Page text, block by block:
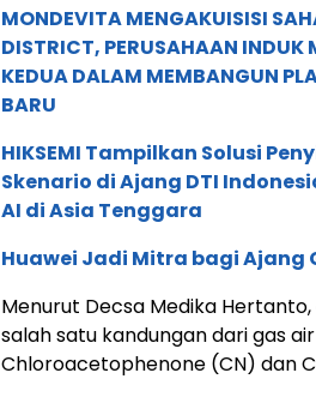
MONDEVITA MENGAKUISISI
DISTRICT, PERUSAHAAN
KEDUA DALAM MEMBANGUN
BARU
HIKSEMI Tampilkan Solusi
Skenario di Ajang DTI
AI di Asia Tenggara
Huawei Jadi Mitra bagi Ajang
Menurut Decsa Medika
salah satu kandungan dari gas
Chloroacetophenone (CN) dan